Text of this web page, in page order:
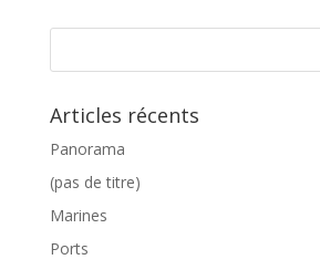
Articles récents
Panorama
(pas de titre)
Marines
Ports